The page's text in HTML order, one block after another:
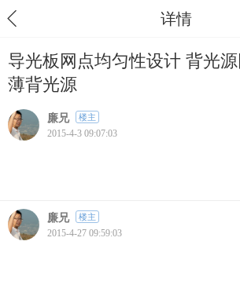
详情
导光板网点均匀性设计 背光
薄背光源
廉兄 楼主
2015-4-3 09:07:03
廉兄 楼主
2015-4-27 09:59:03